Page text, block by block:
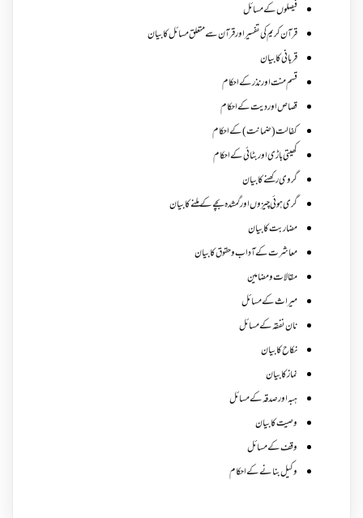
فیصلوں کے مسائل
قرآن کریم کی تفسیر اور قرآن سے متعلق مسائل کا بیان
قربانی کا بیان
قسم منت اور نذر کے احکام
قصاص اور دیت کے احکام
کفالت (ضمانت) کے احکام
کھیتی باڑی اور بٹائی کے احکام
گروی رکھنے کا بیان
گری ہوئی چیزوں اورگمشدہ بچے کے ملنے کا بیان
مضاربت کا بیان
معاشرت کے آداب و حقوق کا بیان
مقالات ومضامین
میراث کے مسائل
نان نفقہ کے مسائل
نکاح کا بیان
نماز کا بیان
ہبہ اور صدقہ کے مسائل
وصیت کا بیان
وقف کے مسائل
وکیل بنانے کے احکام